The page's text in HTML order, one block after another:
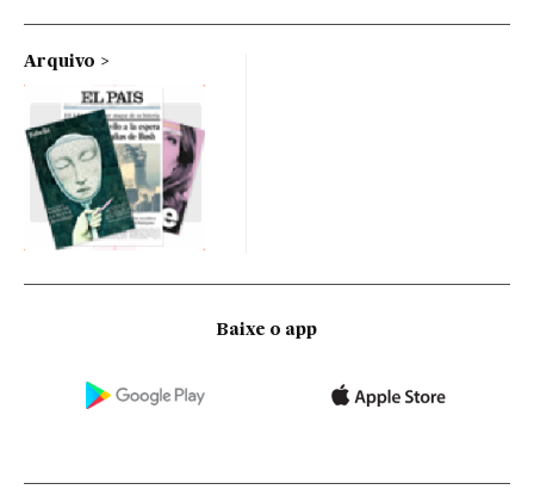
Arquivo
Baixe o app